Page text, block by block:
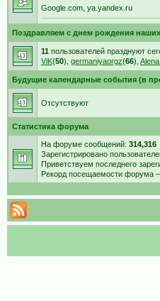
Google.com, ya.yandex.ru
Поздравляем с днем рождения
11 пользователей празднуют
ViK(50), germaniyaorgz(66),
Будущие календарные события (в
Отсутствуют
Статистика форума
На форуме сообщений: 314,316
Зарегистрировано
Приветствуем последнего
Рекорд посещаемости форума